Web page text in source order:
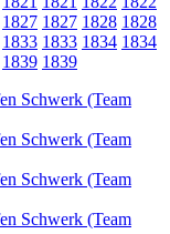
1827 1827 1828 1828
1833 1833 1834 1834
1839 1839